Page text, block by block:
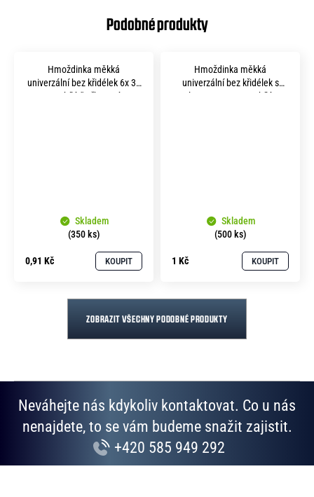
Hmoždinka měkká
univerzální bez křidélek 6x 30
mm bílá čtyřhranná
Skladem
(350 ks)
0,91 Kč KOUPIT
Hmoždinka měkká
univerzální bez křidélek s
lemem 6x 30 mm bílá
Skladem
(500 ks)
1 Kč KOUPIT
ZOBRAZIT VŠECHNY PODOBNÉ PRODUKTY
Neváhejte nás kdykoliv kontaktovat. Co u nás
nenajdete, to se vám budeme snažit zajistit.
+420 585 949 292